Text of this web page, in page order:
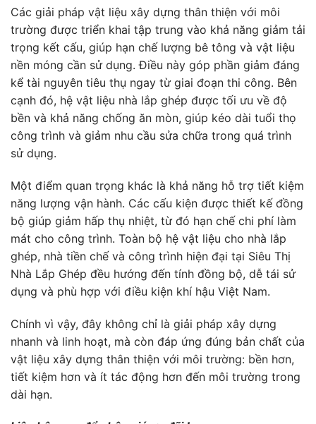
Các giải pháp vật liệu xây dựng thân thiện với môi
trường được triển khai tập trung vào khả năng giảm tải
trọng kết cấu, giúp hạn chế lượng bê tông và vật liệu
nền móng cần sử dụng. Điều này góp phần giảm đáng
kể tài nguyên tiêu thụ ngay từ giai đoạn thi công. Bên
cạnh đó, hệ vật liệu nhà lắp ghép được tối ưu về độ
bền và khả năng chống ăn mòn, giúp kéo dài tuổi thọ
công trình và giảm nhu cầu sửa chữa trong quá trình
sử dụng.
Một điểm quan trọng khác là khả năng hỗ trợ tiết kiệm
năng lượng vận hành. Các cấu kiện được thiết kế đồng
bộ giúp giảm hấp thụ nhiệt, từ đó hạn chế chi phí làm
mát cho công trình. Toàn bộ hệ vật liệu cho nhà lắp
ghép, nhà tiền chế và công trình hiện đại tại Siêu Thị
Nhà Lắp Ghép đều hướng đến tính đồng bộ, dễ tái sử
dụng và phù hợp với điều kiện khí hậu Việt Nam.
Chính vì vậy, đây không chỉ là giải pháp xây dựng
nhanh và linh hoạt, mà còn đáp ứng đúng bản chất của
vật liệu xây dựng thân thiện với môi trường: bền hơn,
tiết kiệm hơn và ít tác động hơn đến môi trường trong
dài hạn.